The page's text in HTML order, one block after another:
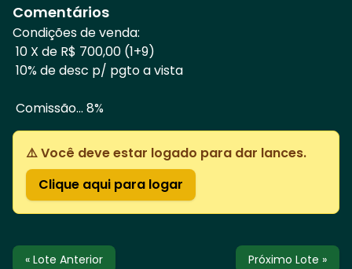
Comentários
Condições de venda:
10 X de R$ 700,00 (1+9)
10% de desc p/ pgto a vista
Comissão... 8%
⚠️ Você deve estar logado para dar lances.
Clique aqui para logar
« Lote Anterior Próximo Lote »